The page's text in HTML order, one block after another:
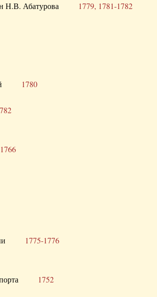
Н.В. Абатурова 1779, 1781-1782
1780
1766
1775-1776
порта 1752